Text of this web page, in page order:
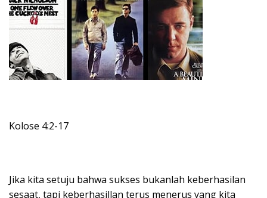
Kolose 4:2-17
Jika kita setuju bahwa sukses bukanlah keberhasilan
sesaat, tapi keberhasillan terus menerus yang kita